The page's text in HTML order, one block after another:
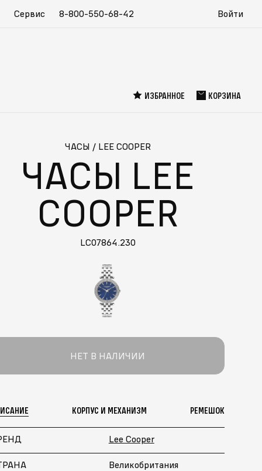
Сервис 8-800-550-68-42 Войти
ИЗБРАННОЕ КОРЗИНА
ЧАСЫ / LEE COOPER
ЧАСЫ LEE
COOPER
LC07864.230
НЕТ В НАЛИЧИИ
КОРПУС И МЕХАНИЗМ РЕМЕШОК
Lee Cooper
Великобритания